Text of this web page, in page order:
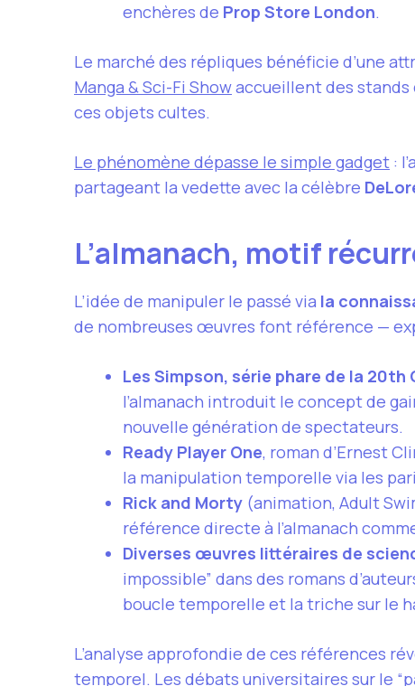
enchères de Prop Store London.
Le marché des répliques bénéficie d’une
Manga & Sci-Fi Showaccueillent des
ces objets cultes.
Le phénomène dépasse le simple gadget :
partageant la vedette avec la célèbre
L’almanach, motif
L’idée de manipuler le passé via la
de nombreuses œuvres font référence —
Les Simpson, série phare de la 20th
l’almanach introduit le concept de
nouvelle génération de spectateurs.
Ready Player One, roman d’Ernest
la manipulation temporelle via les
Rick and Morty (animation, Adult
référence directe à l’almanach
Diverses œuvres littéraires de
impossible” dans des romans
boucle temporelle et la triche sur le
L’analyse approfondie de ces références
temporel. Les débats universitaires sur le